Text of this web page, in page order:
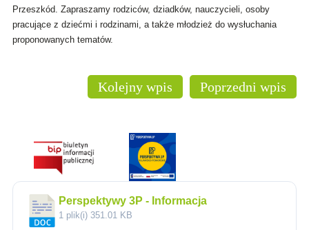
Przeszkód. Zapraszamy rodziców, dziadków, nauczycieli, osoby
pracujące z dziećmi i rodzinami, a także młodzież do wysłuchania
proponowanych tematów.
Poprzedni wpis
Kolejny wpis
Perspektywy 3P - Informacja
1 plik(i) 351.01 KB